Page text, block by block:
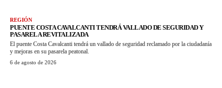
REGIÓN
PUENTE COSTA CAVALCANTI TENDRÁ VALLADO DE SEGURIDAD Y
PASARELA REVITALIZADA
El puente Costa Cavalcanti tendrá un vallado de seguridad reclamado por la ciudadanía
y mejoras en su pasarela peatonal.
6 de agosto de 2026